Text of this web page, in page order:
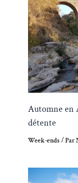
Automne en
détente
Week-ends/ Par